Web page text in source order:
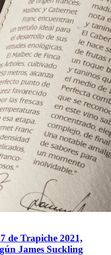
de Trapiche 2021,
James Suckling